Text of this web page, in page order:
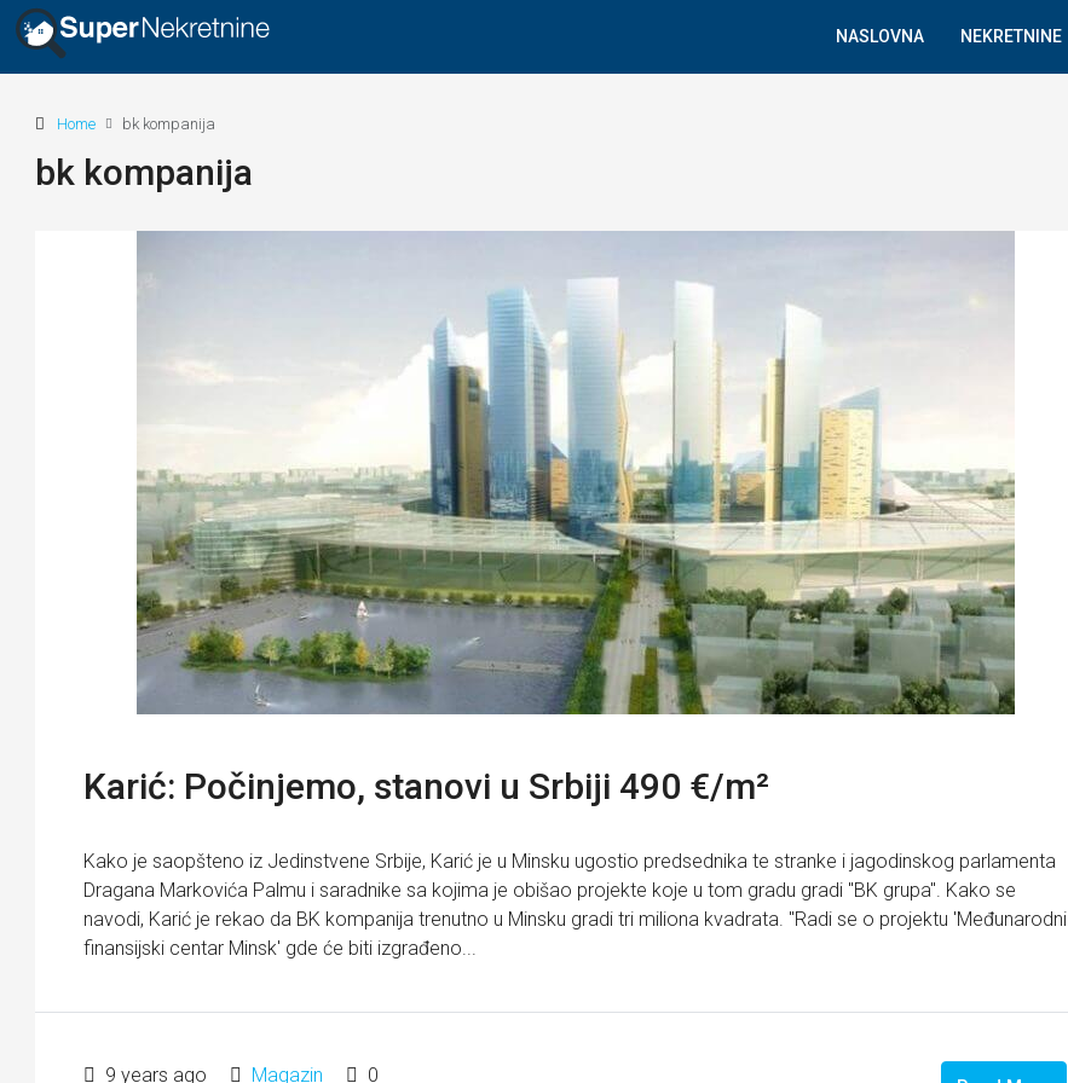
NASLOVNA NEKRETNINE
Home bk kompanija
bk kompanija
Karić: Počinjemo, stanovi u Srbiji 490 €/m²
Kako je saopšteno iz Jedinstvene Srbije, Karić je u Minsku ugostio predsednika te stranke i jagodinskog parlamenta
Dragana Markovića Palmu i saradnike sa kojima je obišao projekte koje u tom gradu gradi "BK grupa". Kako se
navodi, Karić je rekao da BK kompanija trenutno u Minsku gradi tri miliona kvadrata. "Radi se o projektu 'Međunarodni
finansijski centar Minsk' gde će biti izgrađeno...
9 years ago Magazin 0